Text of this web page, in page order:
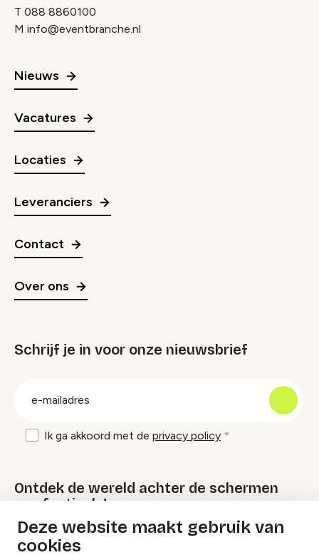
Deze website maakt gebruik van
cookies
T 088 8860100
M info@eventbranche.nl
Nieuws
Vacatures
Locaties
Leveranciers
Contact
Over ons
Schrijf je in voor onze nieuwsbrief
Ik ga akkoord met de privacy policy
Ontdek de wereld achter de schermen
van festivals!
Lees onze Festival Specials